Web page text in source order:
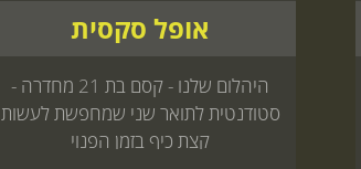
אופל סקסית
היהלום שלנו - קסם בת 21 מחדרה -
סטודנטית לתואר שני שמחפשת לעשות
קצת כיף בזמן הפנוי